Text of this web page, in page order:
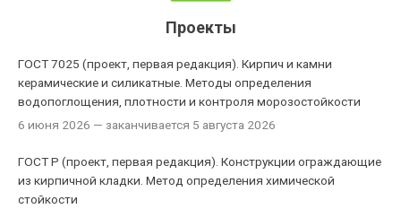
Проекты
ГОСТ 7025 (проект, первая редакция). Кирпич и камни
керамические и силикатные. Методы определения
водопоглощения, плотности и контроля морозостойкости
6 июня 2026 — заканчивается 5 августа 2026
ГОСТ Р (проект, первая редакция). Конструкции ограждающие
из кирпичной кладки. Метод определения химической
стойкости